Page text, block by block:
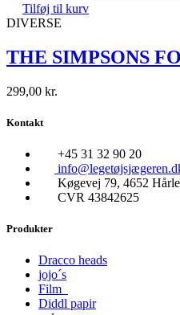
Tilføj til kurv
DIVERSE
THE SIMPSONS
299,00 kr.
Kontakt
+45 31 32 90 20
Køgevej 79, 4652
CVR 43842625
Produkter
Dracco heads
jojo´s
Film
Diddl papir